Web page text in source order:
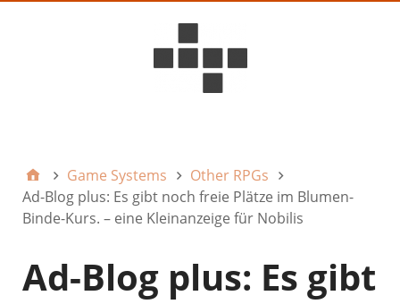
Game Systems
Other RPGs
Ad-Blog plus: Es gibt noch freie Plätze im Blumen-
Binde-Kurs. – eine Kleinanzeige für Nobilis
Ad-Blog plus: Es gibt